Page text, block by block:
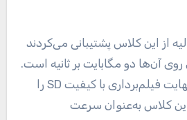
از این کلاس پشتیبانی می‌کردند
آن‌ها دو مگابایت بر ثانیه است.
این کلاس می‌تواند درنهایت فیلم‌برداری با کیفیت SD را
کلاس به‌عنوان سرعت